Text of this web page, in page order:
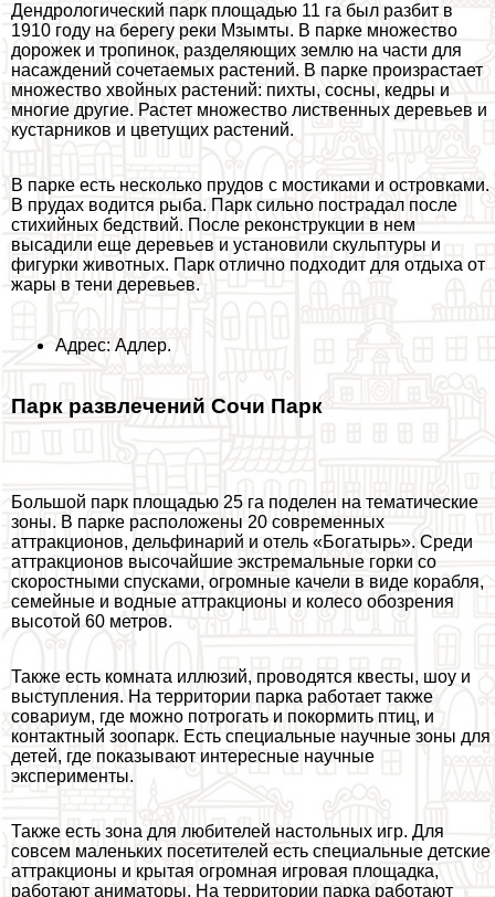
Дендрологический парк площадью 11 га был разбит в
1910 году на берегу реки Мзымты. В парке множество
дорожек и тропинок, разделяющих землю на части для
насаждений сочетаемых растений. В парке произрастает
множество хвойных растений: пихты, сосны, кедры и
многие другие. Растет множество лиственных деревьев и
кустарников и цветущих растений.
В парке есть несколько прудов с мостиками и островками.
В прудах водится рыба. Парк сильно пострадал после
стихийных бедствий. После реконструкции в нем
высадили еще деревьев и установили скульптуры и
фигурки животных. Парк отлично подходит для отдыха от
жары в тени деревьев.
Адрес: Адлер.
Парк развлечений Сочи Парк
Большой парк площадью 25 га поделен на тематические
зоны. В парке расположены 20 современных
аттpaкционов, дельфинарий и отель «Богатырь». Среди
аттpaкционов высочайшие экстремальные горки со
скоростными спусками, огромные качели в виде корабля,
семейные и водные аттpaкционы и колесо обозрения
высотой 60 метров.
Также есть комната иллюзий, проводятся квесты, шоу и
выступления. На территории парка работает также
совариум, где можно потрогать и покормить птиц, и
контактный зоопарк. Есть специальные научные зоны для
детей, где показывают интересные научные
эксперименты.
Также есть зона для любителей настольных игр. Для
совсем маленьких посетителей есть специальные детские
аттpaкционы и крытая огромная игровая площадка,
работают аниматоры. На территории парка работают